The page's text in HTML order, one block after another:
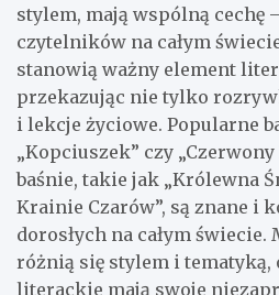
stylem, mają wspólną cechę
czytelników na całym
stanowią ważny element
przekazując nie tylko
i lekcje życiowe. Popularne
„Kopciuszek” czy
baśnie, takie jak „Królewna
Krainie Czarów”, są znane i
dorosłych na całym
różnią się stylem i tematyką,
literackie mają swoje